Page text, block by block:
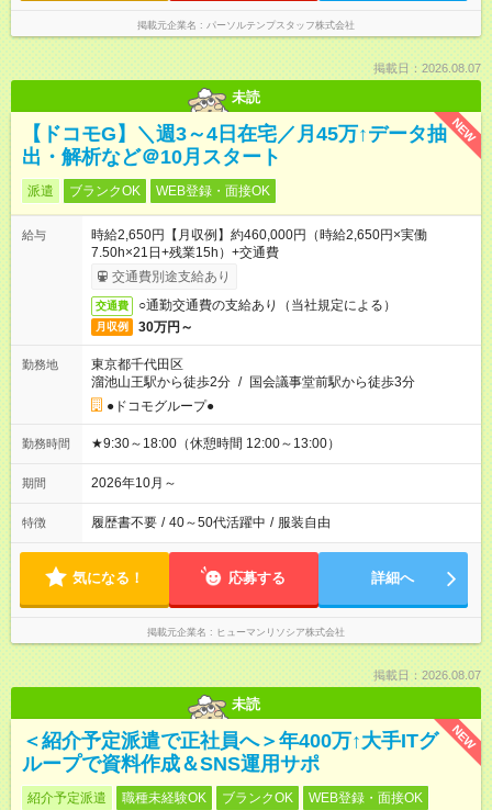
掲載元企業名 パーソルテンプスタッフ株式会社
掲載日：2026.08.07
未読
NEW
【ドコモG】＼週3～4日在宅／月45万↑データ抽
出・解析など＠10月スタート
派遣 ブランクOK WEB登録・面接OK
給与
時給2,650円【月収例】約460,000円（時給2,650円×実働
7.50h×21日+残業15h）+交通費
交通費別途支給あり
交通費 ○通勤交通費の支給あり（当社規定による）
月収例 30万円～
勤務地
東京都千代田区
溜池山王駅から徒歩2分 / 国会議事堂前駅から徒歩3分
●ドコモグループ●
勤務時間 ★9:30～18:00（休憩時間 12:00～13:00）
期間 2026年10月～
特徴 履歴書不要 / 40～50代活躍中 / 服装自由
気になる！ 応募する 詳細へ
掲載元企業名 ヒューマンリソシア株式会社
掲載日：2026.08.07
未読
NEW
＜紹介予定派遣で正社員へ＞年400万↑大手ITグ
ループで資料作成＆SNS運用サポ
紹介予定派遣 職種未経験OK ブランクOK WEB登録・面接OK